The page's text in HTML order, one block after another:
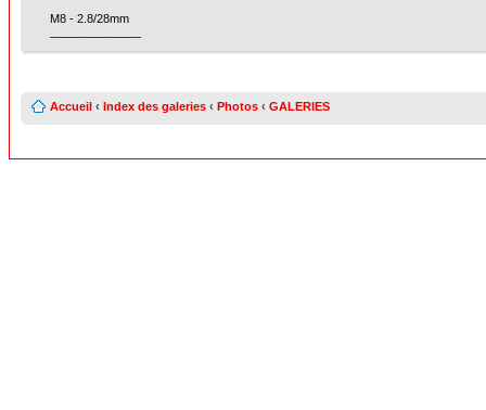
M8 - 2.8/28mm
Accueil ‹ Index des galeries ‹ Photos ‹ GALERIES